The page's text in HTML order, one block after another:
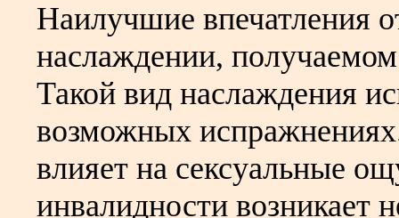
Наилучшие впечатления
наслаждении, получаемом
Такой вид наслаждения
возможных
влияет на сексуальные
инвалидности возникает